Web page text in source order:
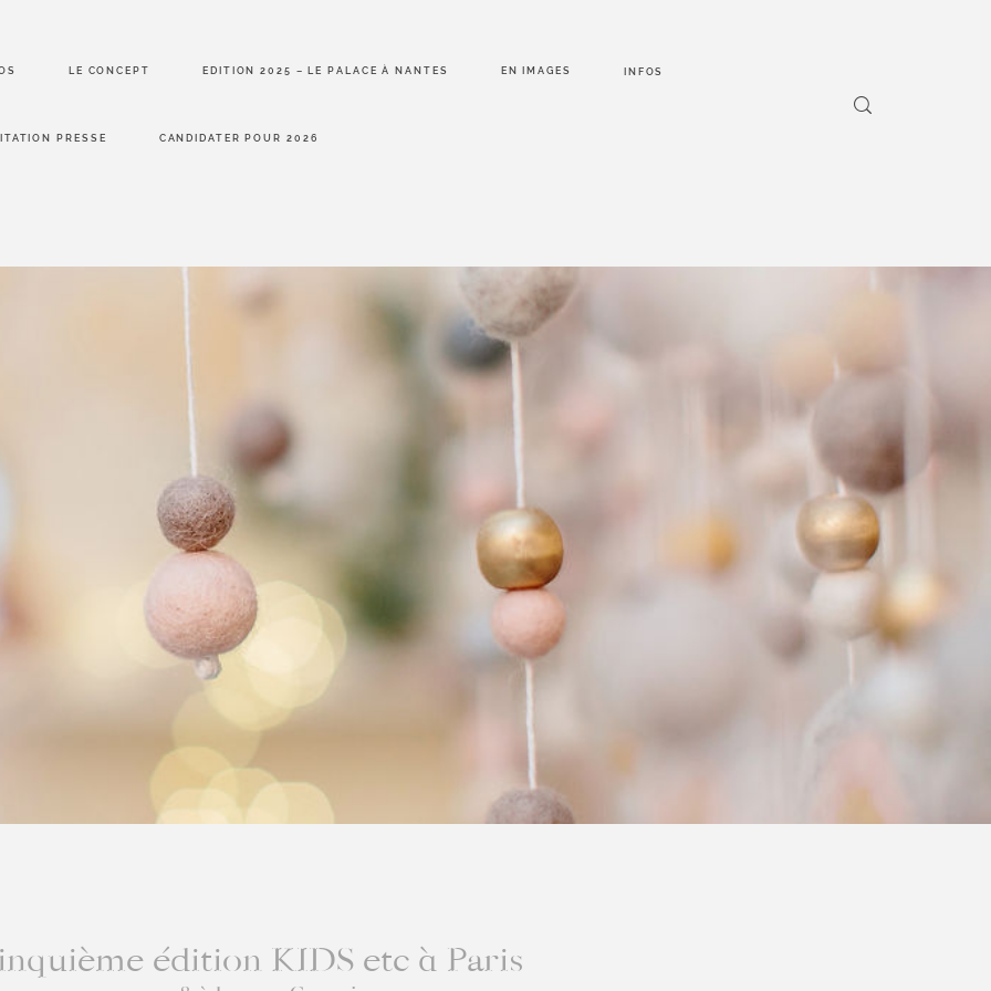
LE CONCEPT EDITION 2025 – LE PALACE À NANTES EN IMAGES INFOS
PRESSE CANDIDATER POUR 2026
édition KIDS etc à Paris
À PROPOS
LE CONCEPT
EDITION 2025 –
LE PALACE À
EN IMAGES
INFOS
ACCRÉDITATION
CANDIDATER